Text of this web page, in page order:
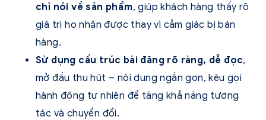
chỉ nói về sản phẩm, giúp khách hàng thấy rõ
giá trị họ nhận được thay vì cảm giác bị bán
hàng.
Sử dụng cấu trúc bài đăng rõ ràng, dễ đọc,
mở đầu thu hút – nội dung ngắn gọn, kêu gọi
hành động tự nhiên để tăng khả năng tương
tác và chuyển đổi.